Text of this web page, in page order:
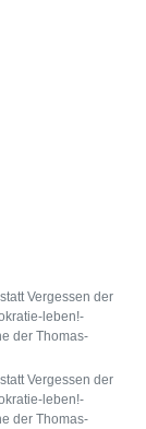
Vergessen der
leben!-
der Thomas-
Vergessen der
leben!-
der Thomas-